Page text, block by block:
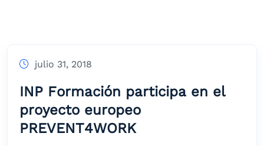
julio 31, 2018
INP Formación participa en el
proyecto europeo
PREVENT4WORK